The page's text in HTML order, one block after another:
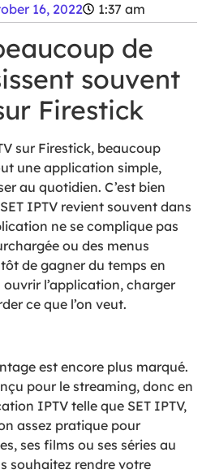
16, 2022 1:37 am
de
souvent
Firestick
sur Firestick, beaucoup
une application simple,
au quotidien. C’est bien
IPTV revient souvent dans
ne se complique pas
ou des menus
de gagner du temps en
ouvrir l’application, charger
ce que l’on veut.
est encore plus marqué.
pour le streaming, donc en
IPTV telle que SET IPTV,
assez pratique pour
ses films ou ses séries au
souhaitez rendre votre